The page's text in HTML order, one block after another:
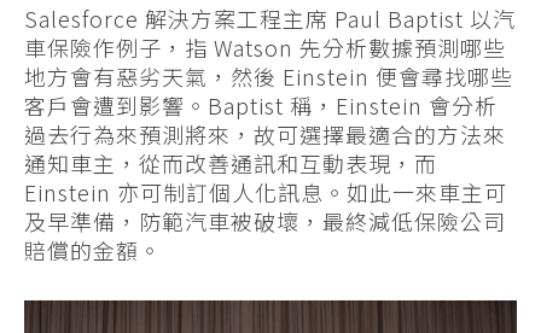
Salesforce 解決方案工程主席 Paul Baptist 以汽
車保險作例子，指 Watson 先分析數據預測哪些
地方會有惡劣天氣，然後 Einstein 便會尋找哪些
客戶會遭到影響。Baptist 稱，Einstein 會分析
過去行為來預測將來，故可選擇最適合的方法來
通知車主，從而改善通訊和互動表現，而
Einstein 亦可制訂個人化訊息。如此一來車主可
及早準備，防範汽車被破壞，最終減低保險公司
賠償的金額。